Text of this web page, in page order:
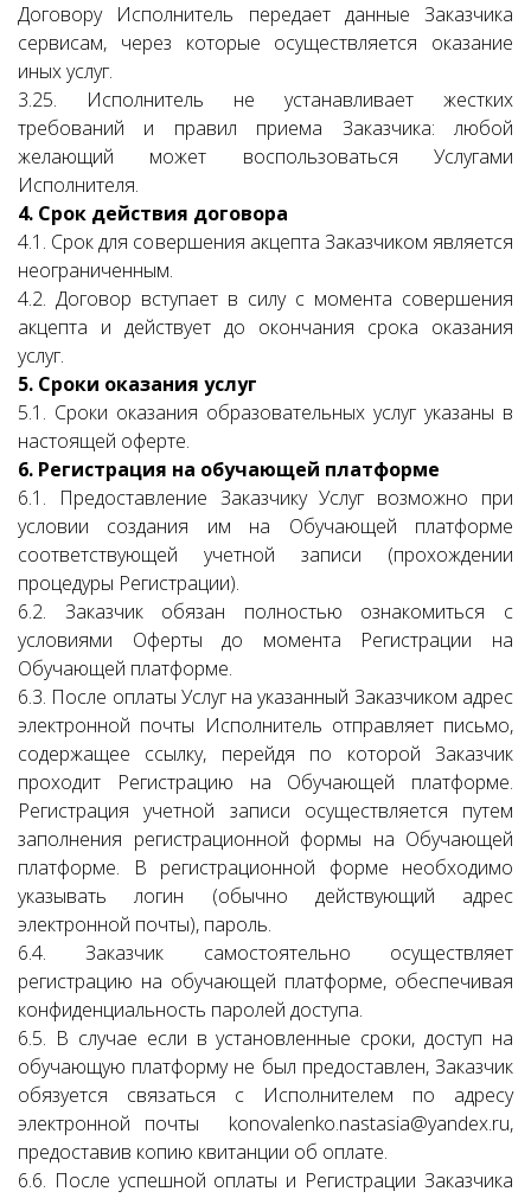
Договору Исполнитель передает данные Заказчика
сервисам, через которые осуществляется оказание
иных услуг.
3.25. Исполнитель не устанавливает жестких
требований и правил приема Заказчика: любой
желающий может воспользоваться Услугами
Исполнителя.
4. Срок действия договора
4.1. Срок для совершения акцепта Заказчиком является
неограниченным.
4.2. Договор вступает в силу с момента совершения
акцепта и действует до окончания срока оказания
услуг.
5. Сроки оказания услуг
5.1. Сроки оказания образовательных услуг указаны в
настоящей оферте.
6. Регистрация на обучающей платформе
6.1. Предоставление Заказчику Услуг возможно при
условии создания им на Обучающей платформе
соответствующей учетной записи (прохождении
процедуры Регистрации).
6.2. Заказчик обязан полностью ознакомиться с
условиями Оферты до момента Регистрации на
Обучающей платформе.
6.3. После оплаты Услуг на указанный Заказчиком адрес
электронной почты Исполнитель отправляет письмо,
содержащее ссылку, перейдя по которой Заказчик
проходит Регистрацию на Обучающей платформе.
Регистрация учетной записи осуществляется путем
заполнения регистрационной формы на Обучающей
платформе. В регистрационной форме необходимо
указывать логин (обычно действующий адрес
электронной почты), пароль.
6.4. Заказчик самостоятельно осуществляет
регистрацию на обучающей платформе, обеспечивая
конфиденциальность паролей доступа.
6.5. В случае если в установленные сроки, доступ на
обучающую платформу не был предоставлен, Заказчик
обязуется связаться с Исполнителем по адресу
электронной почты konovalenko.nastasia@yandex.ru,
предоставив копию квитанции об оплате.
6.6. После успешной оплаты и Регистрации Заказчика